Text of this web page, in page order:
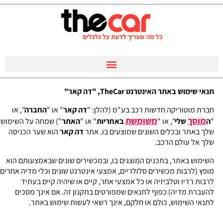
תנאי שימוש באתר האינטרנט TheCar, "דה קאר"
חברת מוטוריקה חדשות רכב בע"מ (להלן: "דה קאר" או "החברה", או
המוסךשלי", או "משומשתבאחריות" או "האתר") שמחה על השימוש
שלך באתר ובכלים השונים שמוצעים בו. אתרדה קארהוא שער הכניסה
שלך אל עולם הרכב.
השימוש באתר, בתכנים המוצגים בו, ובמכשירים שונים שבאמצעותם הוא
מופץ (לרבות מכשירים סלולריים, אמצעי אינטרנט שונים וכלי מדיה אחרים
לרבות רדיו וטלביזיה או כל אמצעי אחר, קיים או שיהיה קיים בעתיד
להעברת מדיה) כפוף לתנאים שמפורטים בתקנון זה. אם אינך מסכים
לתנאי השימוש, כולם או חלקם, אינך רשאי לעשות שימוש באתר.